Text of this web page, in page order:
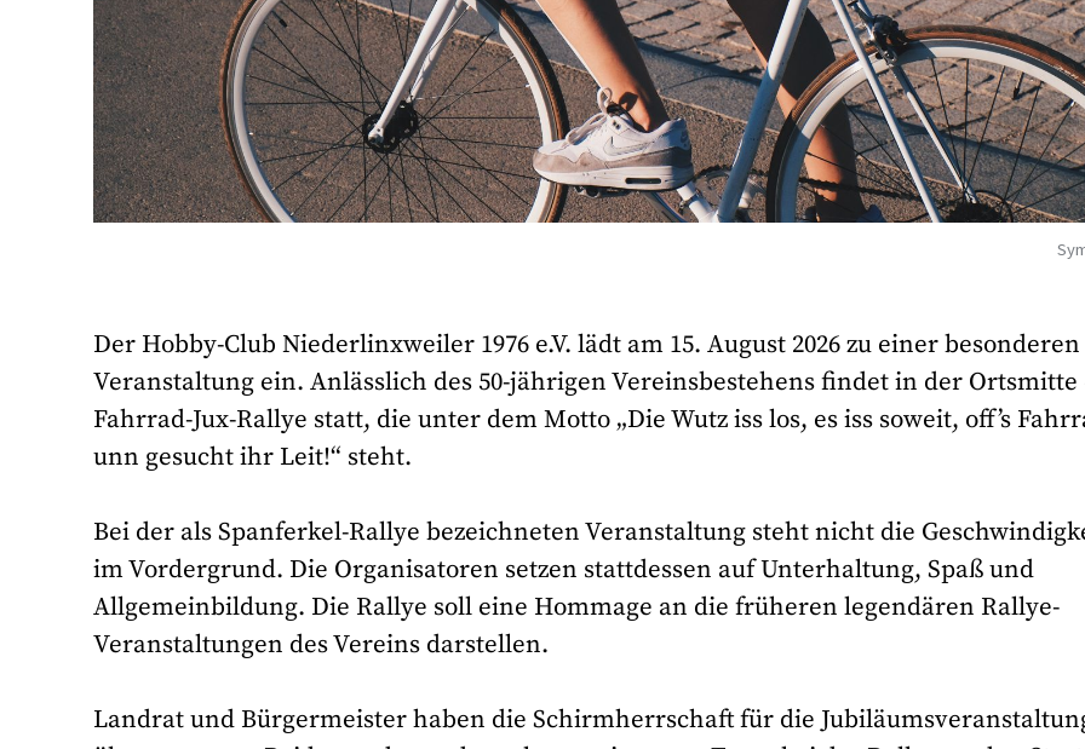
Der Hobby-Club Niederlinxweiler 1976 e.V. lädt am 15. August 2026 zu einer besonderen
Veranstaltung ein. Anlässlich des 50-jährigen Vereinsbestehens findet in der Ortsmitte
Fahrrad-Jux-Rallye statt, die unter dem Motto „Die Wutz iss los, es iss soweit, off’s
unn gesucht ihr Leit!“ steht.
Bei der als Spanferkel-Rallye bezeichneten Veranstaltung steht nicht die
im Vordergrund. Die Organisatoren setzen stattdessen auf Unterhaltung, Spaß und
Allgemeinbildung. Die Rallye soll eine Hommage an die früheren legendären Rallye-
Veranstaltungen des Vereins darstellen.
Landrat und Bürgermeister haben die Schirmherrschaft für die